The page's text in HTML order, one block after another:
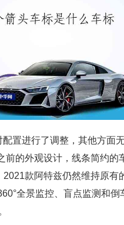
置进行了调整，其他方面
的外观设计，线条简约
款阿特兹仍然维持原有
全景监控、盲点监测和